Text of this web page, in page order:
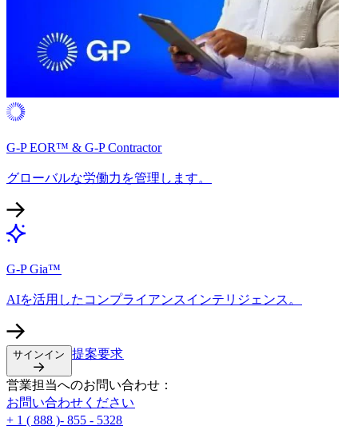
G-P EOR™ & G-P Contractor​​
グローバルな労働力を管理します。​​
G-P Gia™​​
AIを活用したコンプライアンスインテリジェンス。​​
サインイン​​ 提案要求​​
営業担当へのお問い合わせ：​​
お問い合わせください​​
+ 1 ( 888 )- 855 - 5328​​